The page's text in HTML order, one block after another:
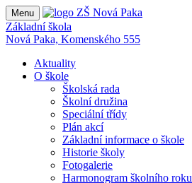
Menu
Základní škola
Nová Paka, Komenského 555
Aktuality
O škole
Školská rada
Školní družina
Speciální třídy
Plán akcí
Základní informace o škole
Historie školy
Fotogalerie
Harmonogram školního roku